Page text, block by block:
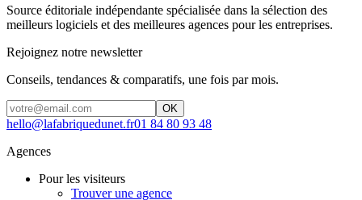
Source éditoriale indépendante spécialisée dans la sélection des
meilleurs logiciels et des meilleures agences pour les entreprises.
Rejoignez notre newsletter
Conseils, tendances & comparatifs, une fois par mois.
OK
hello@lafabriquedunet.fr01 84 80 93 48
Agences
Pour les visiteurs
Trouver une agence